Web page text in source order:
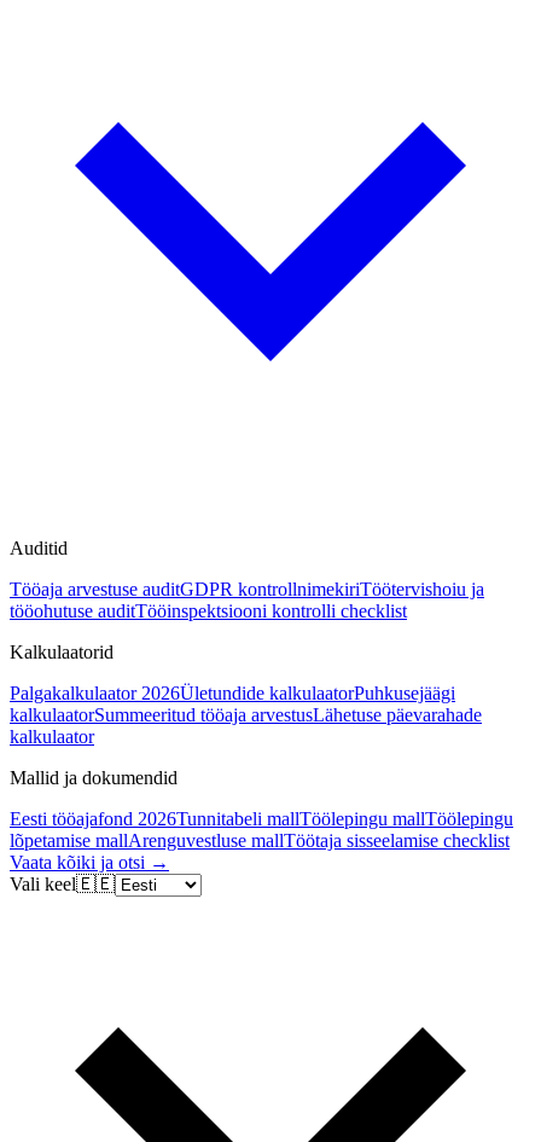
Auditid
Tööaja arvestuse auditGDPR kontrollnimekiriTöötervishoiu ja
tööohutuse auditTööinspektsiooni kontrolli checklist
Kalkulaatorid
Palgakalkulaator 2026Ületundide kalkulaatorPuhkusejäägi
kalkulaatorSummeeritud tööaja arvestusLähetuse päevarahade
kalkulaator
Mallid ja dokumendid
Eesti tööajafond 2026Tunnitabeli mallTöölepingu mallTöölepingu
lõpetamise mallArenguvestluse mallTöötaja sisseelamise checklist
Vaata kõiki ja otsi →
Vali keel🇪🇪